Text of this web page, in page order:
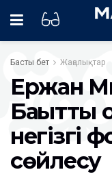
Басты бет Жаңалықтар
Ержан
Бақытты
негізгі
сөйлесу